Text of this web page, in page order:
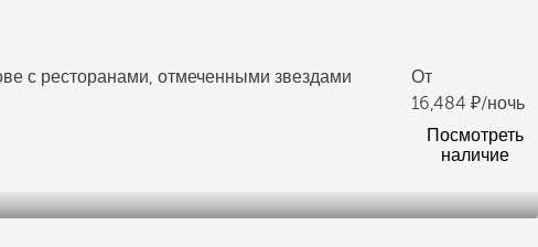
с ресторанами, отмеченными звездами
От
16,484
/ночь
Посмотреть
наличие